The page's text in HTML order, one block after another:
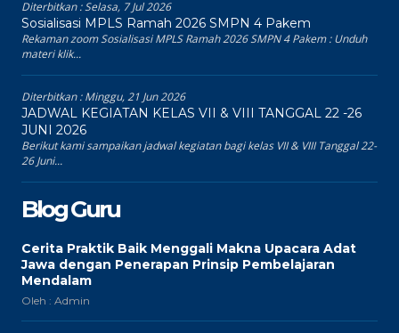
Diterbitkan :Selasa, 7 Jul 2026
Sosialisasi MPLS Ramah 2026 SMPN 4 Pakem
Rekaman zoom Sosialisasi MPLS Ramah 2026 SMPN 4 Pakem : Unduh
materi klik...
Diterbitkan :Minggu, 21 Jun 2026
JADWAL KEGIATAN KELAS VII & VIII TANGGAL 22 -26
JUNI 2026
Berikut kami sampaikan jadwal kegiatan bagi kelas VII & VIII Tanggal 22-
26 Juni...
Blog Guru
Cerita Praktik Baik Menggali Makna Upacara Adat
Jawa dengan Penerapan Prinsip Pembelajaran
Mendalam
Oleh : Admin